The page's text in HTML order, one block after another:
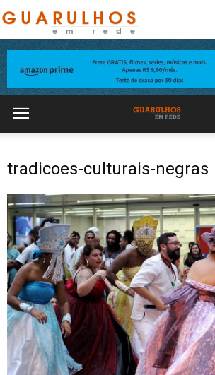
tradicoes-culturais-negras